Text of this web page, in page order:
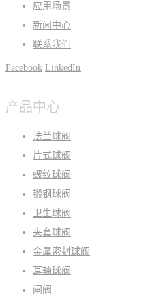
应用场景
新闻中心
联系我们
Facebook LinkedIn
产品中心
法兰球阀
片式球阀
螺纹球阀
锻钢球阀
卫生球阀
夹套球阀
金属密封球阀
耳轴球阀
闸阀